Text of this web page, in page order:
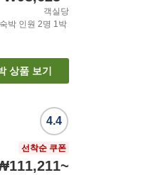
객실당
숙박 인원 2명 1박
상품 보기
4.4
선착순 쿠폰
~